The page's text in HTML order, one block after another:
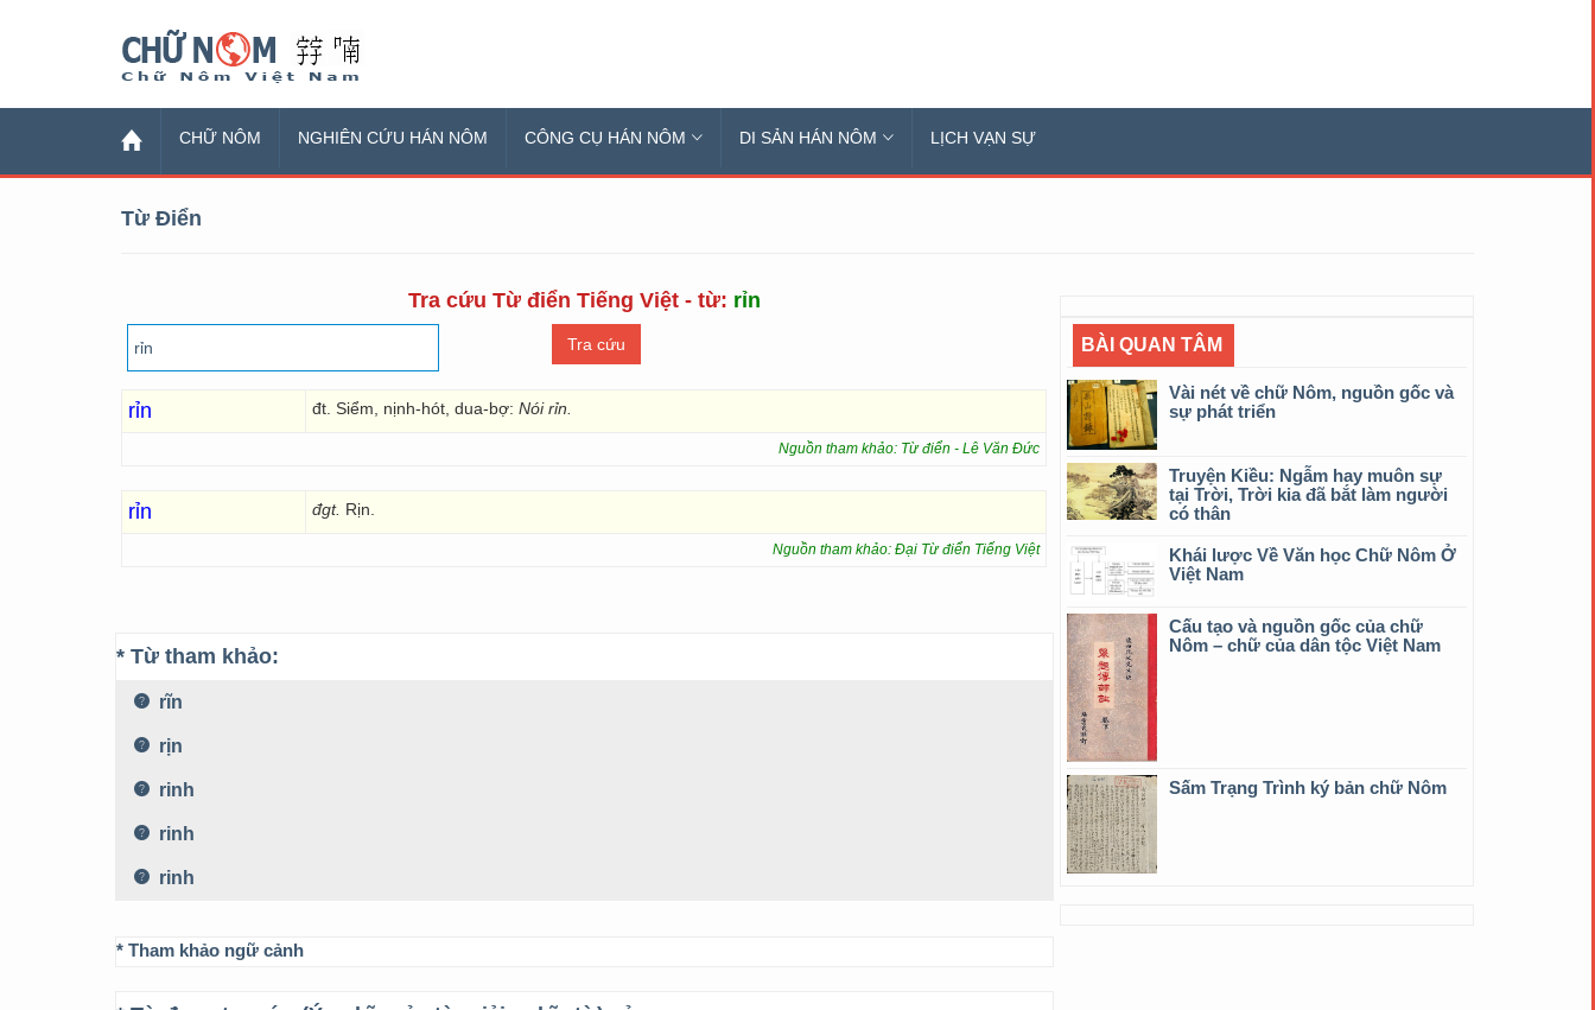
CHỮ NÔM NGHIÊN CỨU HÁN NÔM CÔNG CỤ HÁN NÔM DI SẢN HÁN NÔM LỊCH VẠN SỰ
Từ Điển
Tra cứu Từ điển Tiếng Việt - từ: rỉn
rỉn đt. Siểm, nịnh-hót, dua-bợ: Nói rỉn.
Nguồn tham khảo: Từ điển - Lê Văn Đức
rỉn đgt. Rịn.
Nguồn tham khảo: Đại Từ điển Tiếng Việt
* Từ tham khảo:
rĩn
rịn
rinh
rinh
rinh
* Tham khảo ngữ cảnh
BÀI QUAN TÂM
Vài nét về chữ Nôm, nguồn gốc và
sự phát triển
Truyện Kiều: Ngẫm hay muôn sự
tại Trời, Trời kia đã bắt làm người
có thân
Khái lược Về Văn học Chữ Nôm Ở
Việt Nam
Cấu tạo và nguồn gốc của chữ
Nôm – chữ của dân tộc Việt Nam
Sấm Trạng Trình ký bản chữ Nôm